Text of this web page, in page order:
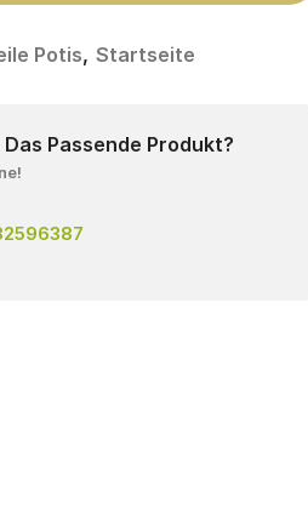
Potis, Startseite
Passende Produkt?